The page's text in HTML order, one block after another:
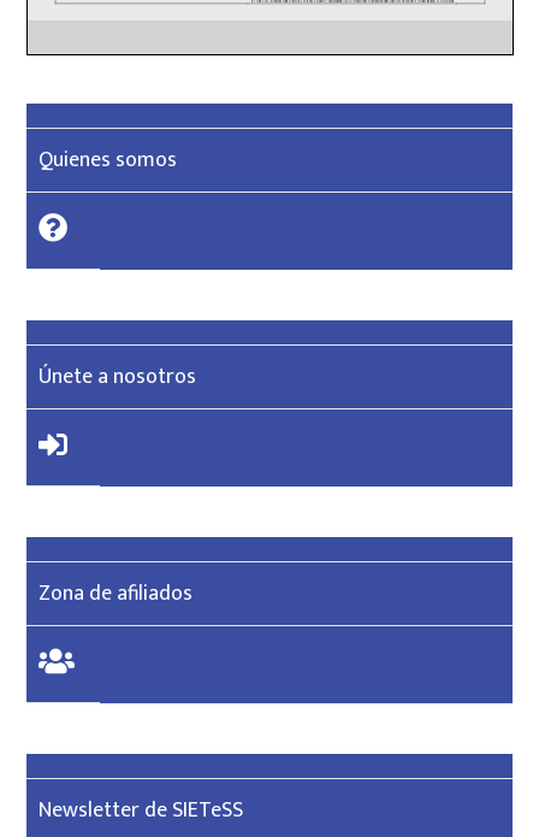
Quienes somos
Únete a nosotros
Zona de afiliados
Newsletter de SIETeSS